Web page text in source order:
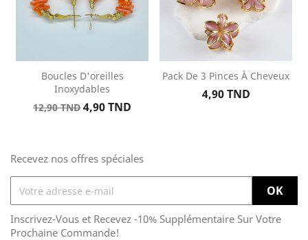
Boucles D'oreilles
Inoxydables
Prix
12,90 TND Prix
4,90 TND
Pack De 3 Pinces À Cheveux
Prix
4,90 TND
Recevez nos offres spéciales
Inscrivez-Vous et Recevez -10% Supplémentaire Sur Votre
Prochaine Commande!